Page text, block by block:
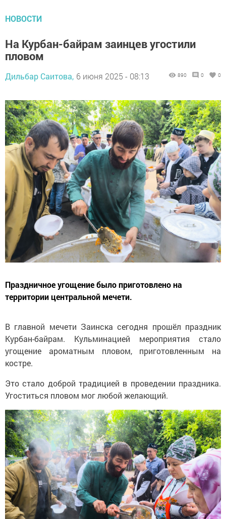
НОВОСТИ
На Курбан-байрам заинцев угостили
пловом
Дильбар Саитова, 6 июня 2025 - 08:13 890 0 0
Праздничное угощение было приготовлено на
территории центральной мечети.
В главной мечети Заинска сегодня прошёл праздник
Курбан-байрам. Кульминацией мероприятия стало
угощение ароматным пловом, приготовленным на
костре.
Это стало доброй традицией в проведении праздника.
Угоститься пловом мог любой желающий.